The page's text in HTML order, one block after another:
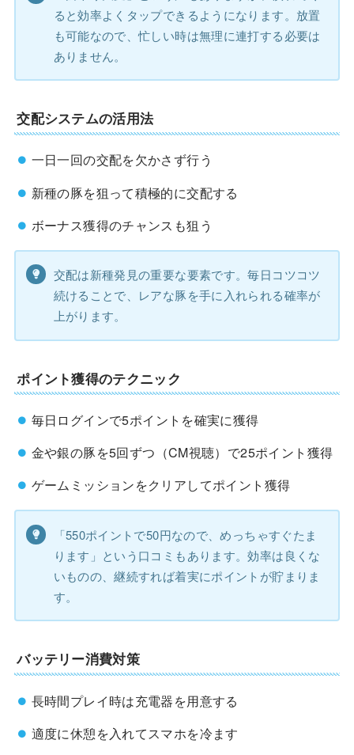
ると効率よくタップできるようになります。放置
も可能なので、忙しい時は無理に連打する必要は
ありません。
交配システムの活用法
一日一回の交配を欠かさず行う
新種の豚を狙って積極的に交配する
ボーナス獲得のチャンスも狙う
交配は新種発見の重要な要素です。毎日コツコツ
続けることで、レアな豚を手に入れられる確率が
上がります。
ポイント獲得のテクニック
毎日ログインで5ポイントを確実に獲得
金や銀の豚を5回ずつ（CM視聴）で25ポイント獲得
ゲームミッションをクリアしてポイント獲得
「550ポイントで50円なので、めっちゃすぐたま
ります」という口コミもあります。効率は良くな
いものの、継続すれば着実にポイントが貯まりま
す。
バッテリー消費対策
長時間プレイ時は充電器を用意する
適度に休憩を入れてスマホを冷ます